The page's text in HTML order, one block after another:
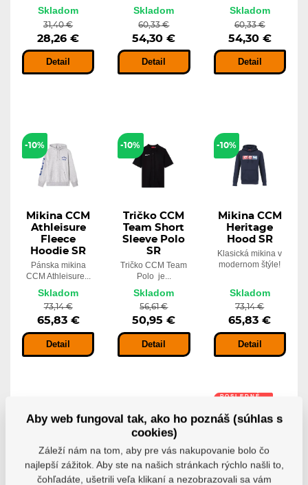
Skladom
31,40 €
28,26 €
Detail
Skladom
60,33 €
54,30 €
Detail
Skladom
60,33 €
54,30 €
Detail
-10%
Mikina CCM
Athleisure
Fleece
Hoodie SR
Pánska mikina
CCM Athleisure...
Skladom
73,14 €
65,83 €
Detail
-10%
Tričko CCM
Team Short
Sleeve Polo
SR
Tričko CCM Team
Polo je...
Skladom
56,61 €
50,95 €
Detail
-10%
Mikina CCM
Heritage
Hood SR
Klasická mikina v
modernom štýle!
Skladom
73,14 €
65,83 €
Detail
POSLEDNÉ
-30%
Aby web fungoval tak, ako ho poznáš (súhlas s
cookies)
Záleží nám na tom, aby pre vás nakupovanie bolo čo
najlepší zážitok. Aby ste na našich stránkach rýchlo našli to,
čohľadáte, ušetrili veľa klikaní a nezobrazovali sa vám